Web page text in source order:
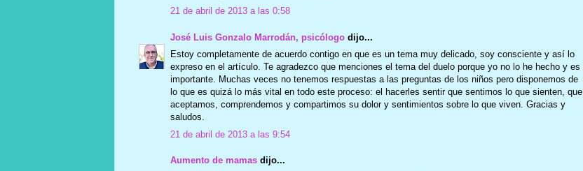
21 de abril de 2013 a las 0:58
José Luis Gonzalo Marrodán, psicólogodijo...
Estoy completamente de acuerdo contigo en que es un tema muy delicado, soy consciente y así lo
expreso en el artículo. Te agradezco que menciones el tema del duelo porque yo no lo he hecho y es
importante. Muchas veces no tenemos respuestas a las preguntas de los niños pero disponemos de
lo que es quizá lo más vital en todo este proceso: el hacerles sentir que sentimos lo que sienten, que
aceptamos, comprendemos y compartimos su dolor y sentimientos sobre lo que viven. Gracias y
saludos.
21 de abril de 2013 a las 9:54
Aumento de mamasdijo...